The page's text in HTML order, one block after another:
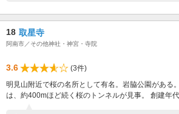
18 取星寺
阿南市／その他神社・神宮・寺院
3.6
(3件)
明見山附近で桜の名所として有名。岩脇公園がある
は、約400mほど続く桜のトンネルが見事。 創建年